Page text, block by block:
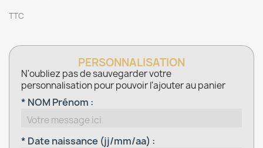
TTC
PERSONNALISATION
N'oubliez pas de sauvegarder votre
personnalisation pour pouvoir l'ajouter au panier
* NOM Prénom :
* Date naissance (jj/mm/aa) :